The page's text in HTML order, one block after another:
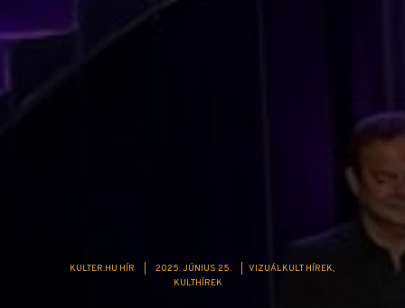
KULTER.HU HÍR 2025. JÚNIUS 25.
VIZUÁLKULT HÍREK
KULTHÍREK